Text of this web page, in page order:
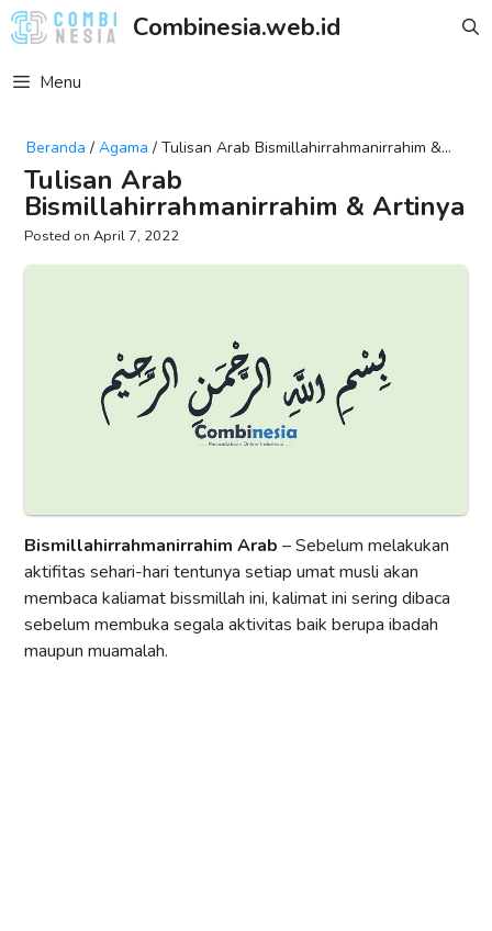
Skip
to
Combinesia.web.id
Menu
Beranda / Agama / Tulisan Arab Bismillahirrahmanirrahim &
Artinya
Tulisan Arab
Bismillahirrahmanirrahim & Artinya
April 7, 2022
Bismillahirrahmanirrahim Arab – Sebelum melakukan
aktifitas sehari-hari tentunya setiap umat musli akan
membaca kaliamat bissmillah ini, kalimat ini sering dibaca
sebelum membuka segala aktivitas baik berupa ibadah
maupun muamalah.